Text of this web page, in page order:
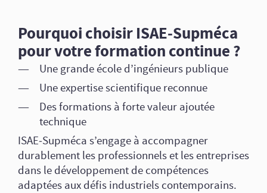
Pourquoi choisir ISAE‑Supméca
pour votre formation continue ?
Une grande école d’ingénieurs publique
Une expertise scientifique reconnue
Des formations à forte valeur ajoutée
technique
ISAE‑Supméca s’engage à accompagner
durablement les professionnels et les entreprises
dans le développement de compétences
adaptées aux défis industriels contemporains.